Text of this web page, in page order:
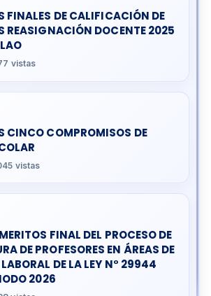
FINALES DE CALIFICACIÓN DE
REASIGNACIÓN DOCENTE 2025
vistas
CINCO COMPROMISOS DE
vistas
FINAL DEL PROCESO DE
DE PROFESORES EN ÁREAS DE
DE LA LEY N° 29944
2026